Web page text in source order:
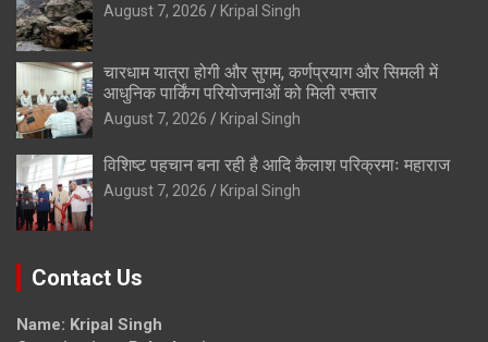
August 7, 2026 Kripal Singh
चारधाम यात्रा होगी और सुगम, कर्णप्रयाग और सिमली में
आधुनिक पार्किंग परियोजनाओं को मिली रफ्तार
August 7, 2026 Kripal Singh
विशिष्ट पहचान बना रही है आदि कैलाश परिक्रमाः महाराज
August 7, 2026 Kripal Singh
Contact Us
Name: Kripal Singh